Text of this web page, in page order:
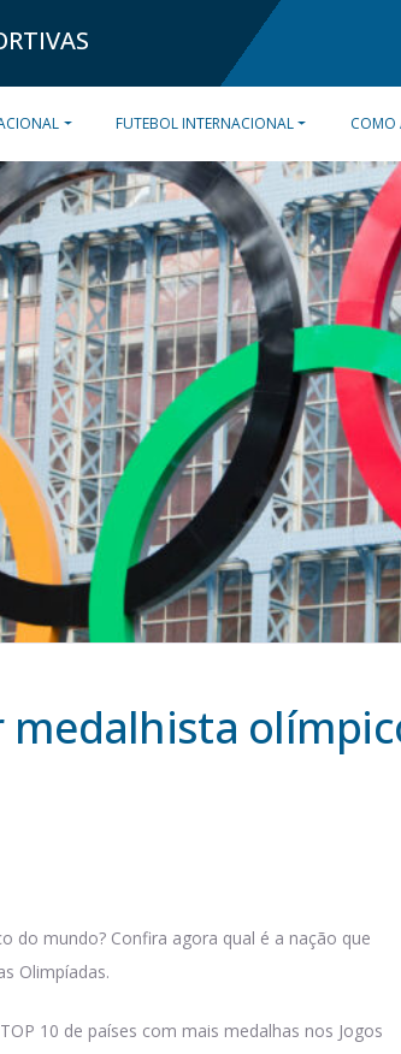
FUTEBOL INTERNACIONAL COMO
medalhista
do mundo? Confira agora qual é a nação que
Olimpíadas.
10 de países com mais medalhas nos Jogos